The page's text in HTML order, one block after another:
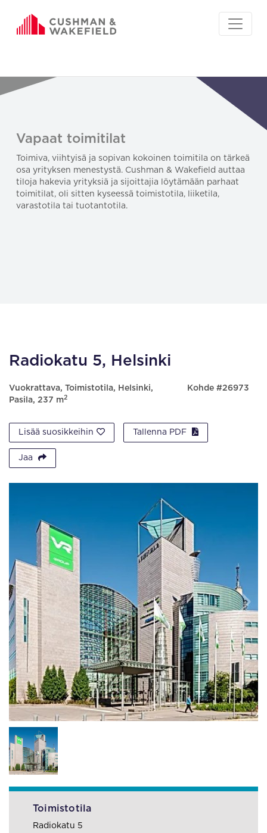
Vapaat toimitilat
Toimiva, viihtyisä ja sopivan kokoinen toimitila on tärkeä
osa yrityksen menestystä. Cushman & Wakefield auttaa
tiloja hakevia yrityksiä ja sijoittajia löytämään parhaat
toimitilat, oli sitten kyseessä toimistotila, liiketila,
varastotila tai tuotantotila.
Radiokatu 5, Helsinki
Vuokrattava, Toimistotila, Helsinki,
Pasila, 237 m2
Kohde #26973
Lisää suosikkeihin Tallenna PDF
Jaa
Toimistotila
Radiokatu 5